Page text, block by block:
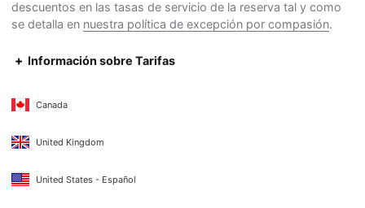
descuentos en las tasas de servicio de la reserva tal y como
se detalla en nuestra política de excepción por compasión.
Información sobre Tarifas
Canada
United Kingdom
United States - Español